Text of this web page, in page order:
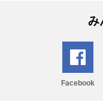
み
Facebook